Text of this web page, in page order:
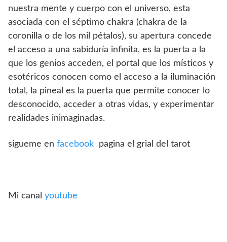
nuestra mente y cuerpo con el universo, esta
asociada con el séptimo chakra (chakra de la
coronilla o de los mil pétalos), su apertura concede
el acceso a una sabiduría infinita, es la puerta a la
que los genios acceden, el portal que los místicos y
esotéricos conocen como el acceso a la iluminación
total, la pineal es la puerta que permite conocer lo
desconocido, acceder a otras vidas, y experimentar
realidades inimaginadas.
sigueme en facebook pagina el grial del tarot
Mi canal youtube